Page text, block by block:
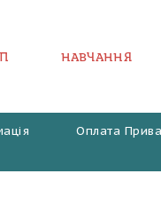
НАВЧАННЯ
Оплата